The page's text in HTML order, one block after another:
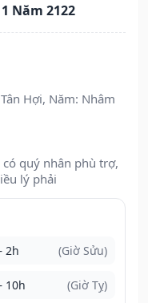
Năm 2122
Hợi, Năm: Nhâm
quý nhân phù trợ,
lý phải
2h (Giờ Sửu)
10h (Giờ Tỵ)